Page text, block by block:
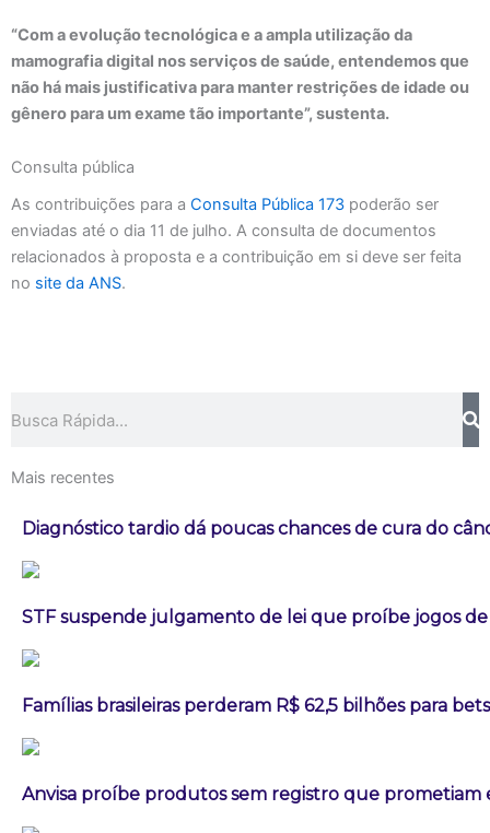
“Com a evolução tecnológica e a ampla utilização da
mamografia digital nos serviços de saúde, entendemos que
não há mais justificativa para manter restrições de idade ou
gênero para um exame tão importante”, sustenta.
Consulta pública
As contribuições para a Consulta Pública 173 poderão ser
enviadas até o dia 11 de julho. A consulta de documentos
relacionados à proposta e a contribuição em si deve ser feita
no site da ANS.
Mais recentes
Diagnóstico tardio dá poucas chances de cura do
STF suspende julgamento de lei que proíbe jogos de
Famílias brasileiras perderam R$ 62,5 bilhões para
Anvisa proíbe produtos sem registro que prometiam